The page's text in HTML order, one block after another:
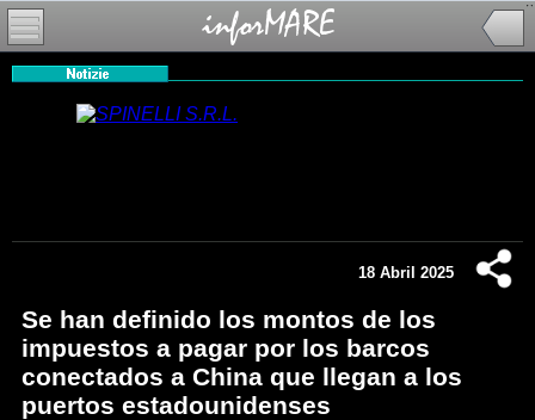
18 Abril 2025
Se han definido los montos de los
impuestos a pagar por los barcos
conectados a China que llegan a los
puertos estadounidenses